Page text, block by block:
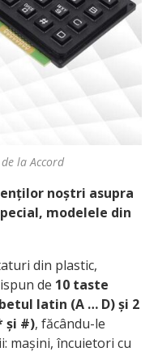
la Accord
noștri asupra
modelele din
din plastic,
de 10 taste
latin (A … D) și 2
și #), făcându-le
mașini, încuietori cu